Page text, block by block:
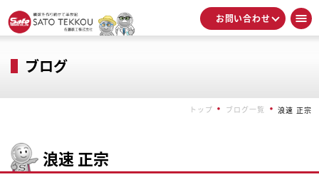
お問い合わせ
ブログ
トップ ブログ一覧 浪速 正宗
浪速 正宗